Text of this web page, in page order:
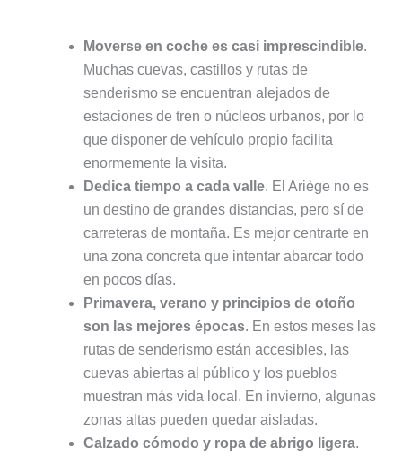
Moverse en coche es casi imprescindible.
Muchas cuevas, castillos y rutas de
senderismo se encuentran alejados de
estaciones de tren o núcleos urbanos, por lo
que disponer de vehículo propio facilita
enormemente la visita.
Dedica tiempo a cada valle. El Ariège no es
un destino de grandes distancias, pero sí de
carreteras de montaña. Es mejor centrarte en
una zona concreta que intentar abarcar todo
en pocos días.
Primavera, verano y principios de otoño
son las mejores épocas. En estos meses las
rutas de senderismo están accesibles, las
cuevas abiertas al público y los pueblos
muestran más vida local. En invierno, algunas
zonas altas pueden quedar aisladas.
Calzado cómodo y ropa de abrigo ligera.